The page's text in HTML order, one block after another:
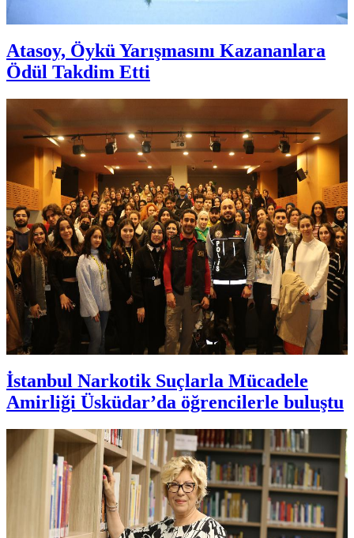
Atasoy, Öykü Yarışmasını Kazananlara
Ödül Takdim Etti
İstanbul Narkotik Suçlarla Mücadele
Amirliği Üsküdar’da öğrencilerle buluştu